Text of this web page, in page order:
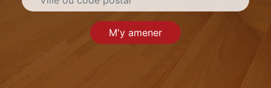
M'y amener